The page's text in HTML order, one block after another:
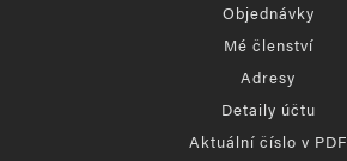
Objednávky
Mé členství
Adresy
Detaily účtu
Aktuální číslo v PDF